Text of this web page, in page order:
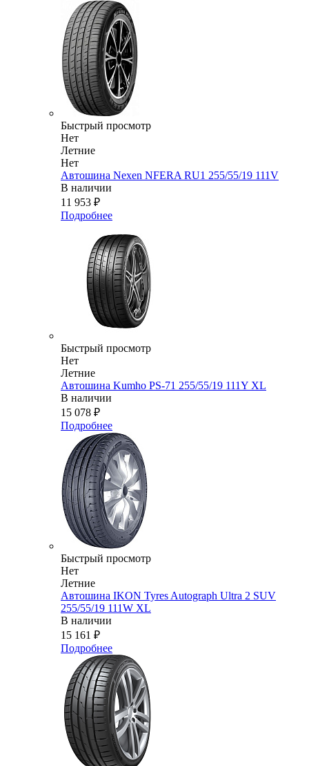
Быстрый просмотр
Нет
Летние
Нет
Автошина Nexen NFERA RU1 255/55/19 111V
В наличии
11 953 ₽
Подробнее
Быстрый просмотр
Нет
Летние
Автошина Kumho PS-71 255/55/19 111Y XL
В наличии
15 078 ₽
Подробнее
Быстрый просмотр
Нет
Летние
Автошина IKON Tyres Autograph Ultra 2 SUV
255/55/19 111W XL
В наличии
15 161 ₽
Подробнее